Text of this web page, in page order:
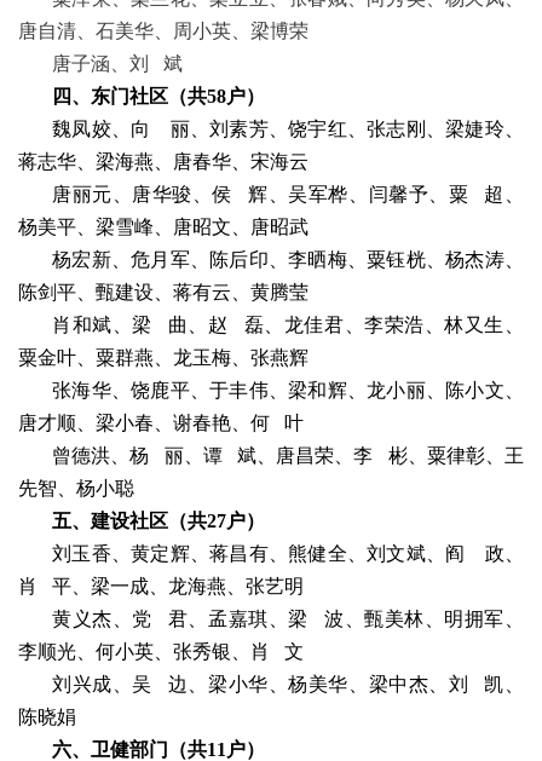
唐自清、石美华、周小英、梁博荣
唐子涵、刘
斌
四、东门社区（共58户）
魏凤姣、向
丽、刘素芳、饶宇红、张志刚、梁婕玲、
蒋志华、梁海燕、唐春华、宋海云
唐丽元、唐华骏、侯
辉、吴军桦、闫馨予、粟
超、
杨美平、梁雪峰、唐昭文、唐昭武
杨宏新、危月军、陈后印、李晒梅、粟钰桄、杨杰涛、
陈剑平、甄建设、蒋有云、黄腾莹
肖和斌、梁
曲、赵
磊、龙佳君、李荣浩、林又生、
粟金叶、粟群燕、龙玉梅、张燕辉
张海华、饶鹿平、于丰伟、梁和辉、龙小丽、陈小文、
唐才顺、梁小春、谢春艳、何
叶
曾德洪、杨
丽、谭 斌、唐昌荣、李
彬、粟律彰、王
先智、杨小聪
五、建设社区（共27户）
刘玉香、黄定辉、蒋昌有、熊健全、刘文斌、阎
政、
肖
平、梁一成、龙海燕、张艺明
黄义杰、党
君、孟嘉琪、梁
波、甄美林、明拥军、
李顺光、何小英、张秀银、肖
文
刘兴成、吴
边、梁小华、杨美华、梁中杰、刘
凯、
陈晓娟
六、 卫健部门 （共11 户）